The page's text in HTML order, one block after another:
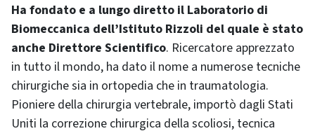
Ha fondato e a lungo diretto il Laboratorio di
Biomeccanica dell’Istituto Rizzoli del quale è stato
anche Direttore Scientifico. Ricercatore apprezzato
in tutto il mondo, ha dato il nome a numerose tecniche
chirurgiche sia in ortopedia che in traumatologia.
Pioniere della chirurgia vertebrale, importò dagli Stati
Uniti la correzione chirurgica della scoliosi, tecnica